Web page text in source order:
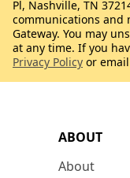
ABOUT
About
Pl, Nashville, TN
communications and
Gateway. You may
at any time. If you
Privacy Policy or